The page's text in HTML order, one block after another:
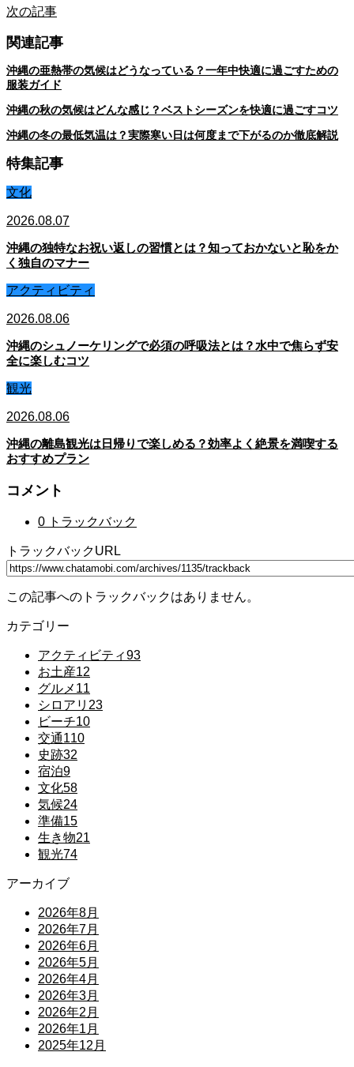
次の記事
関連記事
沖縄の亜熱帯の気候はどうなっている？一年中快適に過ごすための
服装ガイド
沖縄の秋の気候はどんな感じ？ベストシーズンを快適に過ごすコツ
沖縄の冬の最低気温は？実際寒い日は何度まで下がるのか徹底解説
特集記事
文化
2026.08.07
沖縄の独特なお祝い返しの習慣とは？知っておかないと恥をか
く独自のマナー
アクティビティ
2026.08.06
沖縄のシュノーケリングで必須の呼吸法とは？水中で焦らず安
全に楽しむコツ
観光
2026.08.06
沖縄の離島観光は日帰りで楽しめる？効率よく絶景を満喫する
おすすめプラン
コメント
0 トラックバック
トラックバックURL
この記事へのトラックバックはありません。
カテゴリー
アクティビティ93
お土産12
グルメ 11
シロアリ 23
ビーチ10
交通110
史跡32
宿泊9
文化58
気候24
準備15
生き物21
観光74
アーカイブ
2026年8月
2026年7月
2026年6月
2026年5月
2026年4月
2026年3月
2026年2月
2026年1月
2025年12月